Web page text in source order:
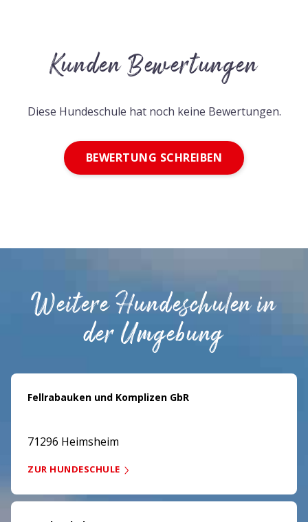
Kunden Bewertungen
Diese Hundeschule hat noch keine Bewertungen.
BEWERTUNG SCHREIBEN
Weitere Hundeschulen in
der Umgebung
Fellrabauken und Komplizen GbR
71296 Heimsheim
ZUR HUNDESCHULE